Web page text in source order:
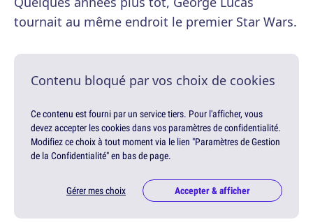
tournait au même endroit le premier Star Wars.
Contenu bloqué par vos choix de cookies
Ce contenu est fourni par un service tiers. Pour l'afficher, vous
devez accepter les cookies dans vos paramètres de confidentialité.
Modifiez ce choix à tout moment via le lien "Paramètres de Gestion
de la Confidentialité" en bas de page.
Gérer mes choix Accepter & afficher